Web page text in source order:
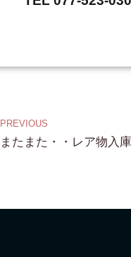
PREVIOUS